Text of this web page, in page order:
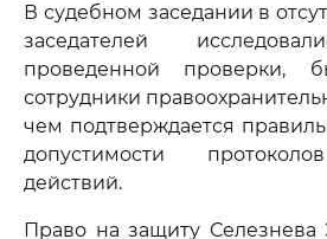
В судебном заседании в
заседателей
проведенной проверки,
сотрудники
чем подтверждается
допустимости
действий.
Право на защиту